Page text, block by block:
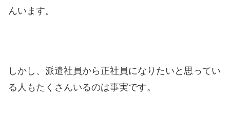
んいます。
しかし、派遣社員から正社員になりたいと思ってい
る人もたくさんいるのは事実です。